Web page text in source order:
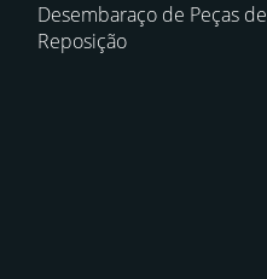
Desembaraço de Peças de
Reposição